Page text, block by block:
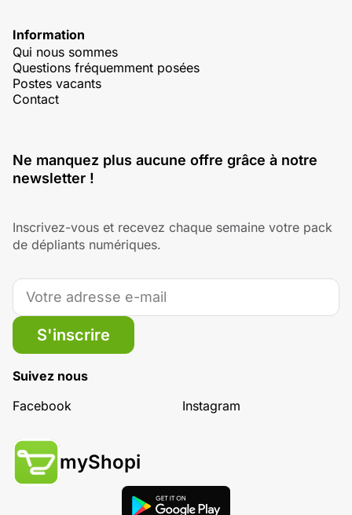
Information
Qui nous sommes
Questions fréquemment posées
Postes vacants
Contact
Ne manquez plus aucune offre grâce à notre
newsletter !
Inscrivez-vous et recevez chaque semaine votre pack
de dépliants numériques.
S'inscrire
Suivez nous
Facebook
Instagram
myShopi